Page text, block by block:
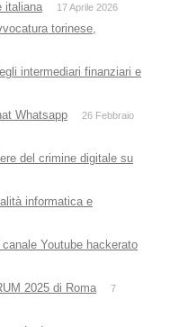
italiana 17 Aprile 2026
torinese,
intermediari finanziari e
Whatsapp
26 Febbraio
del crimine digitale su
informatica e
Youtube hackerato
2025 di Roma
7